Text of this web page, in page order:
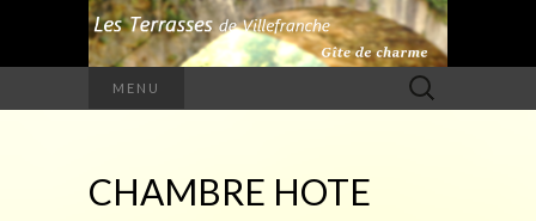
MENU Rechercher :
CHAMBRE HOTE